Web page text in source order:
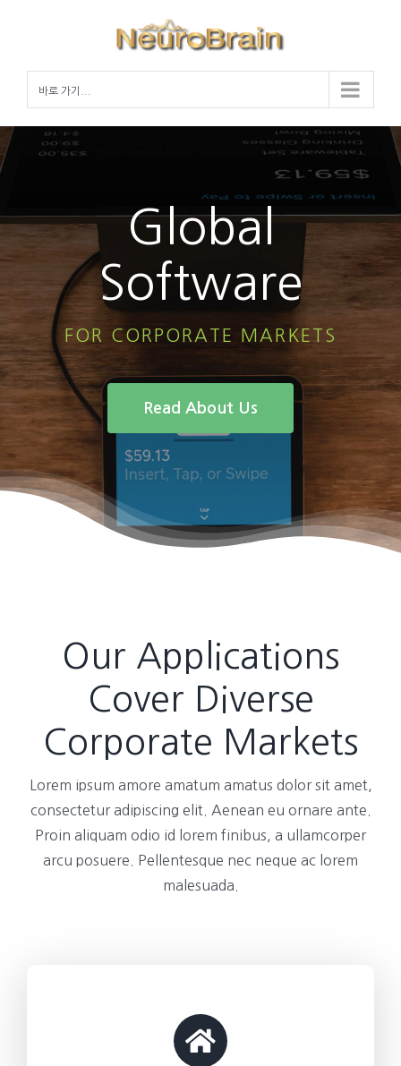
바로 가기...
Global
Software
FOR CORPORATE MARKETS
Read About Us
Our Applications
Cover Diverse
Corporate Markets
Lorem ipsum amore amatum amatus dolor sit amet,
consectetur adipiscing elit. Aenean eu ornare ante.
Proin aliquam odio id lorem finibus, a ullamcorper
arcu posuere. Pellentesque nec neque ac lorem
malesuada.